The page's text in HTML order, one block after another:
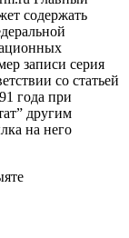
содержать
записи серия
со статьей
года при
другим
на него